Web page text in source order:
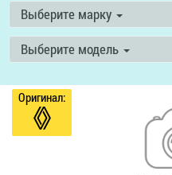
Выберите марку
Выберите модель
Оригинал: